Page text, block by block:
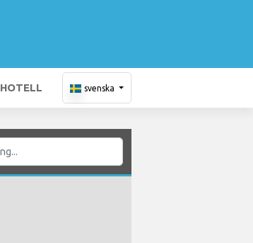
HOTELL svenska